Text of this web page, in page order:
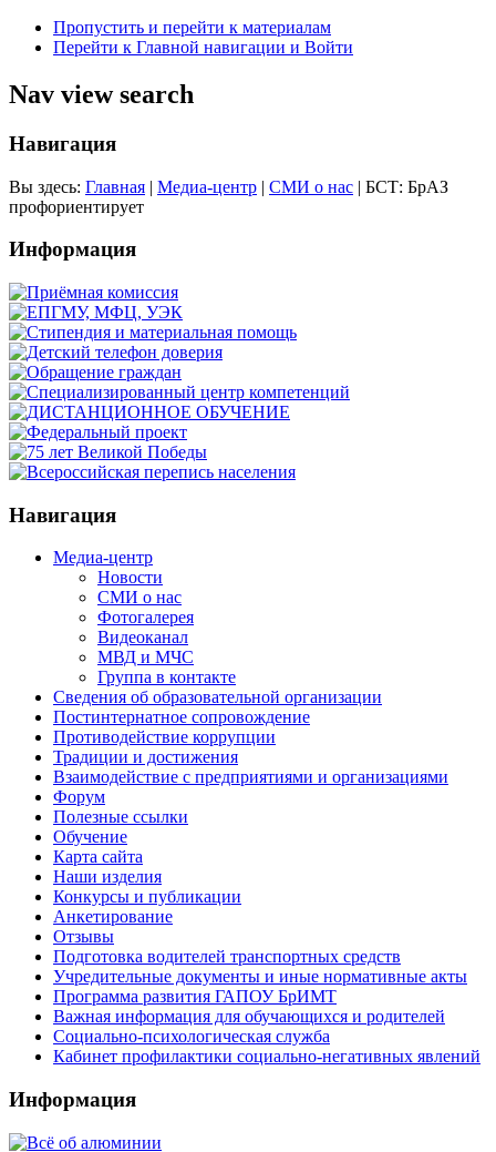
Пропустить и перейти к материалам
Перейти к Главной навигации и Войти
Nav view search
Навигация
Вы здесь: Главная | Медиа-центр | СМИ о нас | БСТ: БрАЗ
профориентирует
Информация
Навигация
Медиа-центр
Новости
СМИ о нас
Фотогалерея
Видеоканал
МВД и МЧС
Группа в контакте
Сведения об образовательной организации
Постинтернатное сопровождение
Противодействие коррупции
Традиции и достижения
Взаимодействие с предприятиями и организациями
Форум
Полезные ссылки
Обучение
Карта сайта
Наши изделия
Конкурсы и публикации
Анкетирование
Отзывы
Подготовка водителей транспортных средств
Учредительные документы и иные нормативные акты
Программа развития ГАПОУ БрИМТ
Важная информация для обучающихся и родителей
Социально-психологическая служба
Кабинет профилактики социально-негативных явлений
Информация